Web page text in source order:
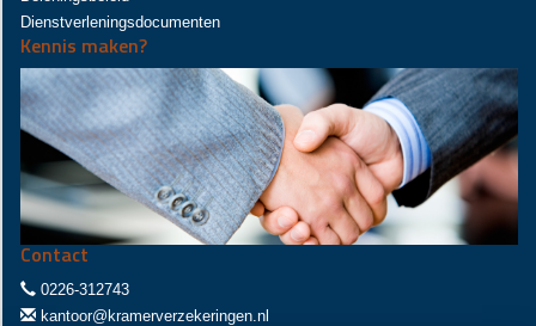
Dienstverleningsdocumenten
Kennis maken?
Contact
0226-312743
kantoor@kramerverzekeringen.nl